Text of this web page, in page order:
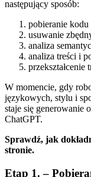
następujący sposób:
pobieranie
usuwanie
analiza
analiza treści i
przekształcenie
W momencie, gdy
językowych, stylu i
staje się generowanie
ChatGPT.
Sprawdź, jak
stronie.
Etap 1. –